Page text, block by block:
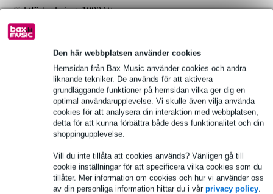
Den här webbplatsen använder cookies
Hemsidan från Bax Music använder cookies och andra
liknande tekniker. De används för att aktivera
grundläggande funktioner på hemsidan vilka ger dig en
optimal användarupplevelse. Vi skulle även vilja använda
cookies för att analysera din interaktion med webbplatsen,
detta för att kunna förbättra både dess funktionalitet och din
shoppingupplevelse.
Vill du inte tillåta att cookies används? Vänligen gå till
cookie inställningar för att specificera vilka cookies som du
tillåter. Mer information om cookies och hur vi använder oss
av din personliga information hittar du i vår privacy policy.
effektförbrukning: 1000 W
uteffekt i RMS:
1x 500 W
2x 100 W (8 ohm)
2x 200 W (4 ohm)
Fullständiga specifikationer
Se även (1)